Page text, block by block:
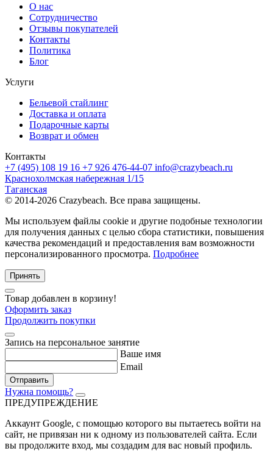
О нас
Сотрудничество
Отзывы покупателей
Контакты
Политика
Блог
Услуги
Бельевой стайлинг
Доставка и оплата
Подарочные карты
Возврат и обмен
Контакты
+7 (495) 108 19 16 +7 926 476-44-07 info@crazybeach.ru
Краснохолмская набережная 1/15
Таганская
© 2014-2026 Crazybeach. Все права защищены.
Мы используем файлы cookie и другие подобные технологии
для получения данных с целью сбора статистики, повышения
качества рекомендаций и предоставления вам возможности
персонализированного просмотра. Подробнее
Принять
Товар добавлен в корзину!
Оформить заказ
Продолжить покупки
Запись на персональное занятие
Ваше имя
Email
Отправить
Нужна помощь?
ПРЕДУПРЕЖДЕНИЕ
Аккаунт Google, с помощью которого вы пытаетесь войти на
сайт, не привязан ни к одному из пользователей сайта. Если
вы продолжите вход, мы создадим для вас новый профиль.